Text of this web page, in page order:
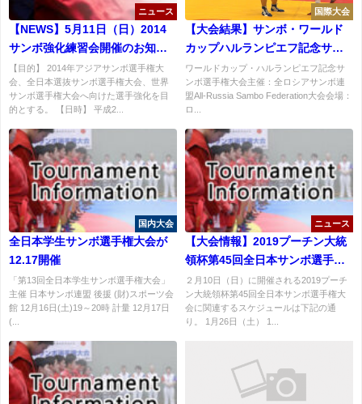
ニュース
【NEWS】5月11日（日）2014
サンボ強化練習会開催のお知ら
せ
【目的】 2014年アジアサンボ選手権大
会、全日本選抜サンボ選手権大会、世界
サンボ選手権大会へ向けた選手強化を目
的とする。 【日時】 平成2...
国際大会
【大会結果】サンボ・ワールド
カップハルランピエフ記念サン
ボ選手権大会初日結果
ワールドカップ・ハルランピエフ記念サ
ンボ選手権大会主催：全ロシアサンボ連
盟All-Russia Sambo Federation大会会場：
ロ...
国内大会
全日本学生サンボ選手権大会が
12.17開催
「第13回全日本学生サンボ選手権大会」
主催 日本サンボ連盟 後援 (財)スポーツ会
館 12月16日(土)19～20時 計量 12月17日
(...
ニュース
【大会情報】2019プーチン大統
領杯第45回全日本サンボ選手権
大会関連スケジュール
２月10日（日）に開催される2019プーチ
ン大統領杯第45回全日本サンボ選手権大
会に関連するスケジュールは下記の通
り。 1月26日（土） 1...